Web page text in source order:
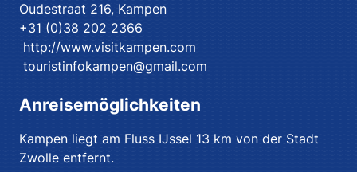
Oudestraat 216, Kampen
+31 (0)38 202 2366
http://www.visitkampen.com
touristinfokampen@gmail.com
Anreisemöglichkeiten
Kampen liegt am Fluss IJssel 13 km von der Stadt
Zwolle entfernt.